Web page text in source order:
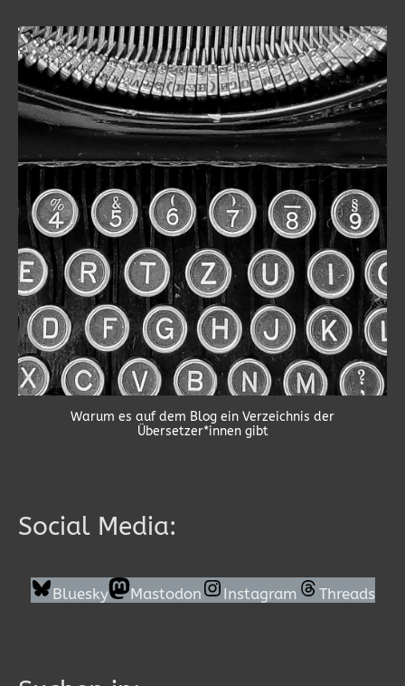
Warum es auf dem Blog ein Verzeichnis der
Übersetzer*innen gibt
Social Media:
Bluesky Mastodon Instagram Threads